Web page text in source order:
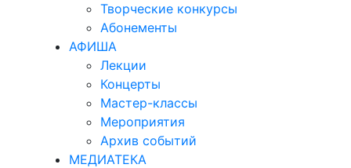
Творческие конкурсы
Абонементы
АФИША
Лекции
Концерты
Мастер-классы
Мероприятия
Архив событий
МЕДИАТЕКА